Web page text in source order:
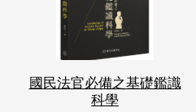
國民法官必備之基礎鑑識
科學